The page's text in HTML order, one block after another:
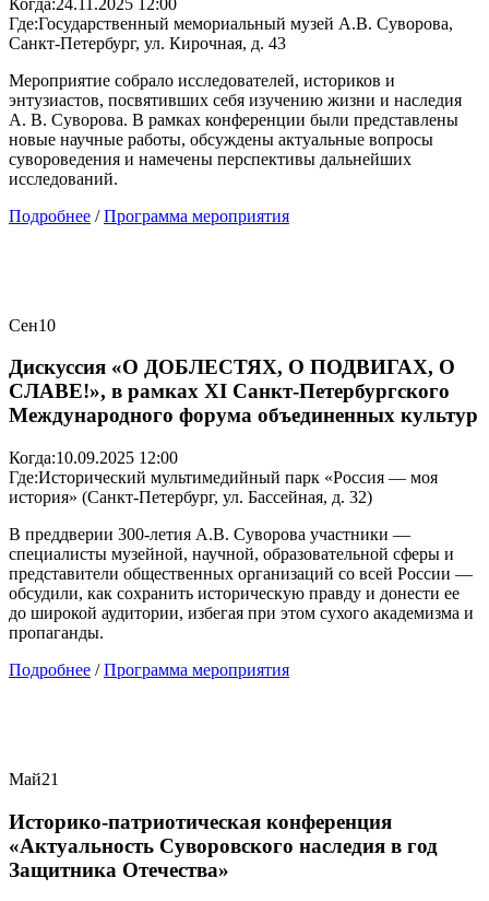
Где:Государственный мемориальный музей А.В. Суворова,
Санкт-Петербург, ул. Кирочная, д. 43
Мероприятие собрало исследователей, историков и
энтузиастов, посвятивших себя изучению жизни и наследия
А. В. Суворова. В рамках конференции были представлены
новые научные работы, обсуждены актуальные вопросы
сувороведения и намечены перспективы дальнейших
исследований.
Подробнее /Программа мероприятия
Сен10
Дискуссия «О ДОБЛЕСТЯХ, О ПОДВИГАХ, О
СЛАВЕ!», в рамках XI Санкт-Петербургского
Международного форума объединенных культур
Когда:10.09.2025 12:00
Где:Исторический мультимедийный парк «Россия — моя
история» (Санкт-Петербург, ул. Бассейная, д. 32)
В преддверии 300-летия А.В. Суворова участники —
специалисты музейной, научной, образовательной сферы и
представители общественных организаций со всей России —
обсудили, как сохранить историческую правду и донести ее
до широкой аудитории, избегая при этом сухого академизма и
пропаганды.
Подробнее /Программа мероприятия
Май21
Историко-патриотическая конференция
«Актуальность Суворовского наследия в год
Защитника Отечества»